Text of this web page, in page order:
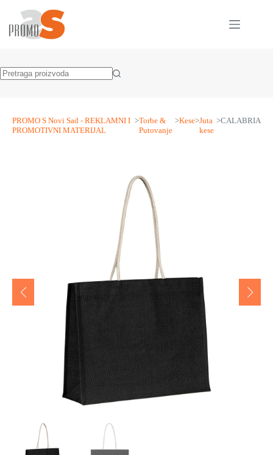
content
PROMO S Novi Sad - REKLAMNI I
PROMOTIVNI MATERIJAL
>Torbe &
Putovanje
>Kese>Juta
kese
>CALABRIA